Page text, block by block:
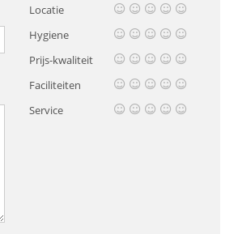
Locatie
Hygiene
Prijs-kwaliteit
Faciliteiten
Service